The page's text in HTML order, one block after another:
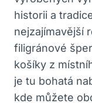
historii a
nejzajímavější
filigránové
košíky z
je tu bohatá
kde můžete